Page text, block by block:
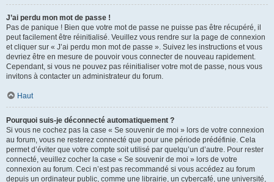
J’ai perdu mon mot de passe !
Pas de panique ! Bien que votre mot de passe ne puisse pas être récupéré, il
peut facilement être réinitialisé. Veuillez vous rendre sur la page de connexion
et cliquer sur « J’ai perdu mon mot de passe ». Suivez les instructions et vous
devriez être en mesure de pouvoir vous connecter de nouveau rapidement.
Cependant, si vous ne pouvez pas réinitialiser votre mot de passe, nous vous
invitons à contacter un administrateur du forum.
Haut
Pourquoi suis-je déconnecté automatiquement ?
Si vous ne cochez pas la case « Se souvenir de moi » lors de votre connexion
au forum, vous ne resterez connecté que pour une période prédéfinie. Cela
permet d’éviter que votre compte soit utilisé par quelqu’un d’autre. Pour rester
connecté, veuillez cocher la case « Se souvenir de moi » lors de votre
connexion au forum. Ceci n’est pas recommandé si vous accédez au forum
depuis un ordinateur public, comme une librairie, un cybercafé, une université,